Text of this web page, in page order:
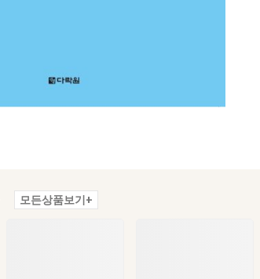
모든상품보기+